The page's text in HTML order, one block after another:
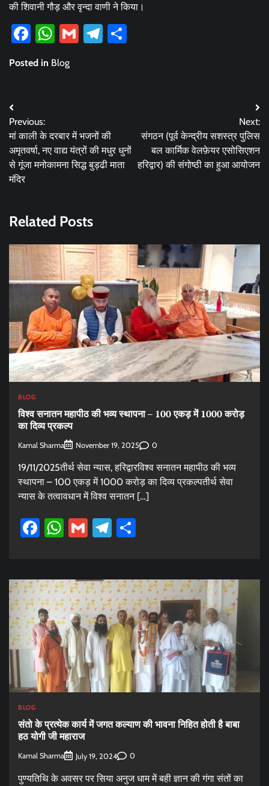
की शिवानी गौड़ और वृन्दा वाणी ने किया।
Facebook
WhatsApp
GmailTelegram
Posted in Blog
Post
navigation
Previous:
मां काली के दरबार में भजनों की
अमृतवर्षा, नए वाद्य यंत्रों की मधुर धुनों
से गूंजा मनोकामना सिद्ध बुड्ढी माता
मंदिर
Next:
संगठन (पूर्व केन्द्रीय सशस्त्र पुलिस
बल कार्मिक वेलफ़ेयर एसोसिएशन
हरिद्वार) की संगोष्ठी का हुआ आयोजन
Related Posts
BLOG
विश्व सनातन महापीठ की भव्य स्थापना – 100 एकड़ में 1000 करोड़
का दिव्य प्रकल्प
Kamal Sharma November 19, 2025 0
19/11/2025तीर्थ सेवा न्यास, हरिद्वारविश्व सनातन महापीठ की भव्य
स्थापना – 100 एकड़ में 1000 करोड़ का दिव्य प्रकल्पतीर्थ सेवा
न्यास के तत्वावधान में विश्व सनातन […]
Facebook
WhatsApp
GmailTelegram
BLOG
संतो के प्रत्येक कार्य में जगत कल्याण की भावना निहित होती है बाबा
हठ योगी जी महाराज
Kamal Sharma July 19, 2024 0
पुण्यतिथि के अवसर पर सिया अनुज धाम में बही ज्ञान की गंगा संतों का